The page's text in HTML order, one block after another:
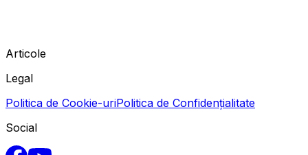
Articole
Legal
Politica de Cookie-uriPolitica de Confidențialitate
Social